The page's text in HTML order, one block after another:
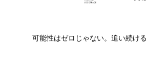
可能性はゼロじゃない。追い続け